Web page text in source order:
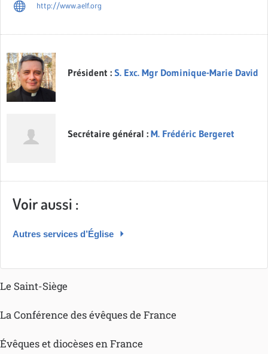
http://www.aelf.org
Président : S. Exc. Mgr Dominique-Marie David
Secrétaire général : M. Frédéric Bergeret
Voir aussi :
Autres services d’Église
Le Saint-Siège
La Conférence des évêques de France
Évêques et diocèses en France